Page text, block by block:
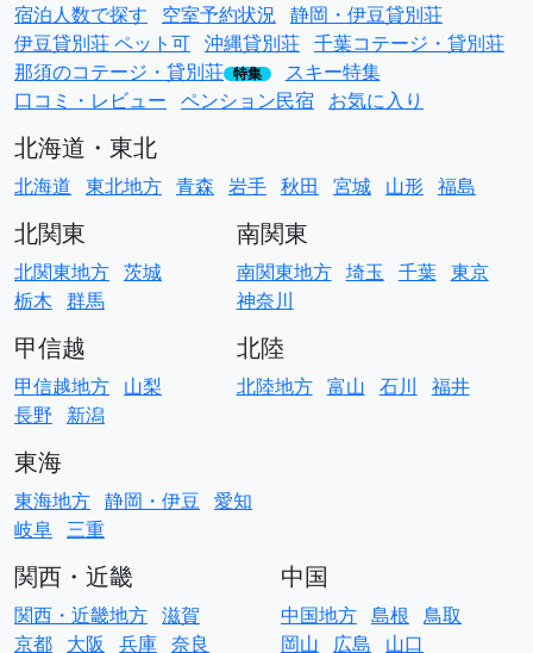
宿泊人数で探す
空室予約状況 静岡・伊豆貸別荘
伊豆貸別荘 ペット可 沖縄貸別荘 千葉コテージ・貸別荘
那須のコテージ・貸別荘 特集
スキー特集
口コミ・レビュー ペンション民宿 お気に入り
北海道・東北
北海道 東北地方 青森 岩手 秋田 宮城 山形 福島
北関東
北関東地方 茨城
栃木 群馬
南関東
南関東地方 埼玉 千葉 東京
神奈川
甲信越
甲信越地方 山梨
長野
新潟
北陸
北陸地方 富山 石川 福井
東海
東海地方 静岡・伊豆 愛知
岐阜 三重
関西・近畿
関西・近畿地方 滋賀
京都 大阪 兵庫 奈良
中国
中国地方 島根 鳥取
岡山
広島 山口